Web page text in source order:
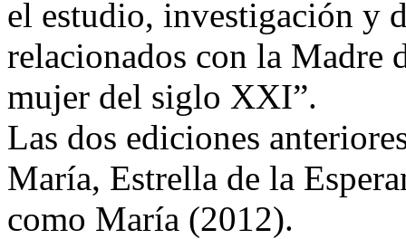
el estudio, investigación y
relacionados con la Madre
mujer del siglo XXI”.
Las dos ediciones
María, Estrella de la
como María (2012).